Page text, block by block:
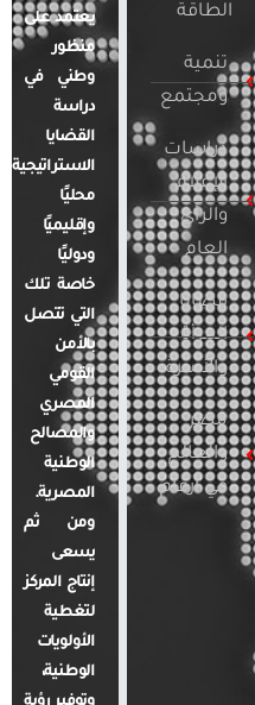
الطاقة
تنمية
ومجتمع
دراسات
الإعلام
والرأي
العام
قضايا
المرأة
والأسرة
مصر
والعالم
في أرقام
يعتمد على
منظور
وطني في
دراسة
القضايا
الاستراتيجية
محليًا
وإقليميًا
ودوليًا
خاصة تلك
التي تتصل
بالأمن
القومي
المصري
والمصالح
الوطنية
المصرية.
ومن ثم
يسعى
إنتاج المركز
لتغطية
الأولويات
الوطنية،